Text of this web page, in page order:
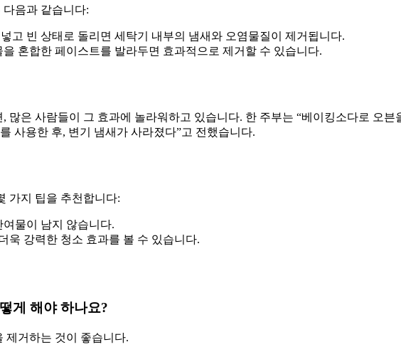
음과 같습니다:
고 빈 상태로 돌리면 세탁기 내부의 냄새와 오염물질이 제거됩니다.
혼합한 페이스트를 발라두면 효과적으로 제거할 수 있습니다.
많은 사람들이 그 효과에 놀라워하고 있습니다. 한 주부는 “베이킹소다로 오
사용한 후, 변기 냄새가 사라졌다”고 전했습니다.
가지 팁을 추천합니다:
물이 남지 않습니다.
욱 강력한 청소 효과를 볼 수 있습니다.
게 해야 하나요?
제거하는 것이 좋습니다.